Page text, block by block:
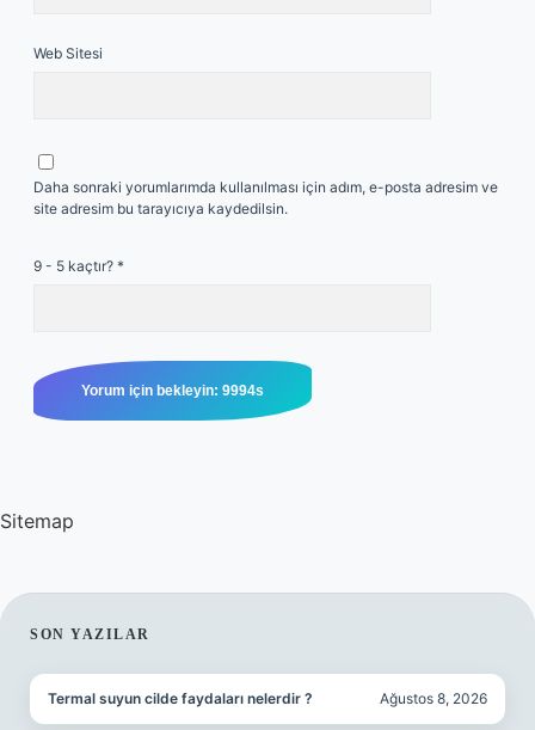
Web Sitesi
Daha sonraki yorumlarımda kullanılması için adım, e-posta adresim ve
site adresim bu tarayıcıya kaydedilsin.
9 - 5 kaçtır? *
Sitemap
SIDEBAR
SON YAZILAR
Termal suyun cilde faydaları nelerdir ? Ağustos 8, 2026